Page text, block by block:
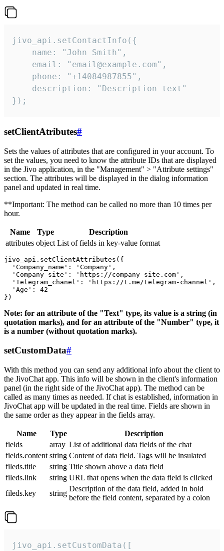
jivo_api.setContactInfo({
    name: "John Smith",
    email: "email@example.com",
    phone: "+14084987855",
    description: "Description text"
});
setClientAtributes#
Sets the values ​​of attributes that are configured in your account. To
set the values, you need to know the attribute IDs that are displayed
in the Jivo application, in the "Management" > "Attribute settings"
section. The attributes will be displayed in the dialog information
panel and updated in real time.
**Important: The method can be called no more than 10 times per
hour.
Name Type
Description
attributes object List of fields in key-value format
jivo_api.setClientAttributes({
  'Company_name': 'Company',
  'Company_site': 'https://company-site.com',
  'Telegram_chanel': 'https://t.me/telegram-channel',
  'Age': 42
Note: for an attribute of the "Text" type, its value is a string (in
quotation marks), and for an attribute of the "Number" type, it
is a number (without quotation marks).
setCustomData#
With this method you can send any additional info about the client to
the JivoChat app. This info will be shown in the client's information
panel (in the right side of the JivoChat app). The method can be
called as many times as needed. If chat is established, information in
JivoChat app will be updated in the real time. Fields are shown in
the same order as they appear in the fields array.
Name Type
Description
fields
array List of additional data fields of the chat
fields.content string Content of data field. Tags will be insulated
fileds.title
string Title shown above a data field
fileds.link
string URL that opens when the data field is clicked
fileds.key
string
Description of the data field, added in bold
before the field content, separated by a colon
jivo_api.setCustomData([